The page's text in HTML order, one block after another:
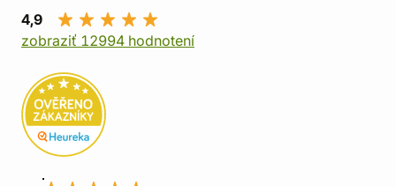
4,9
zobraziť 12994 hodnotení